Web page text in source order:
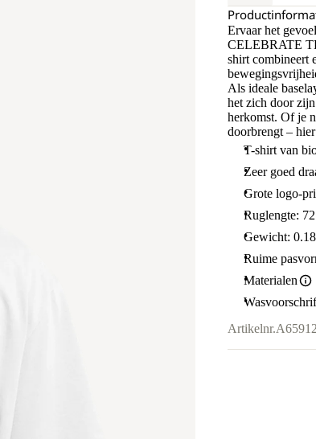
Ervaar het
CELEBRATE
shirt combineert
Als ideale
het zich door
herkomst. Of je
doorbrengt –
T-shirt van
Zeer goed
Grote logo-
Ruglengte:
Gewicht:
Ruime
Materialen
Artikelnr.